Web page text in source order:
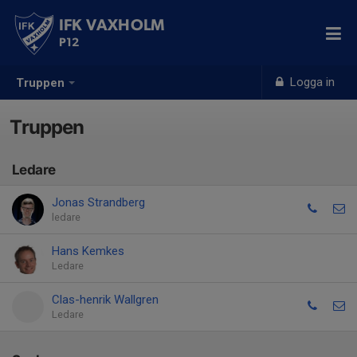
Truppen Logga in
IFK VAXHOLM
P12
Truppen
Ledare
Jonas Strandberg
ledare
Hans Kemkes
Ledare
Clas-henrik Wallgren
Ledare